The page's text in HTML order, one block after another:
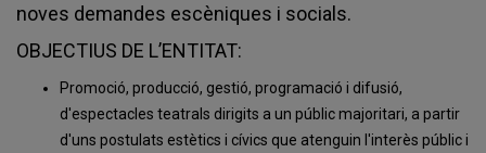
noves demandes escèniques i socials.
OBJECTIUS DE L’ENTITAT:
Promoció, producció, gestió, programació i difusió,
d'espectacles teatrals dirigits a un públic majoritari, a partir
d'uns postulats estètics i cívics que atenguin l'interès públic i